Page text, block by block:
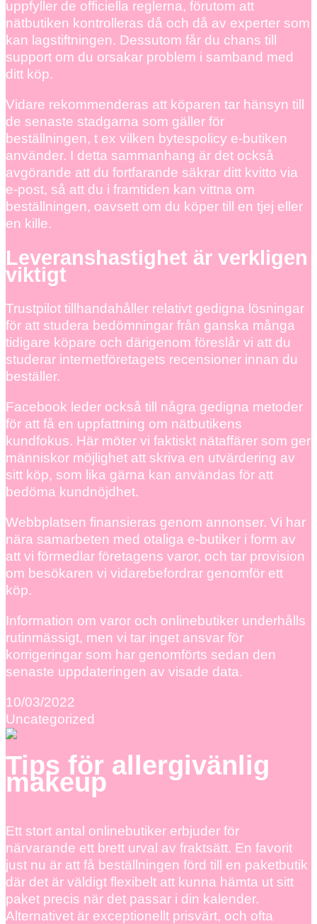
uppfyller de officiella reglerna, förutom att
nätbutiken kontrolleras då och då av experter som
kan lagstiftningen. Dessutom får du chans till
support om du orsakar problem i samband med
ditt köp.
Vidare rekommenderas att köparen tar hänsyn till
de senaste stadgarna som gäller för
beställningen, t ex vilken bytespolicy e-butiken
använder. I detta sammanhang är det också
avgörande att du fortfarande säkrar ditt kvitto via
e-post, så att du i framtiden kan vittna om
beställningen, oavsett om du köper till en tjej eller
en kille.
Leveranshastighet är verkligen
viktigt
Trustpilot tillhandahåller relativt gedigna lösningar
för att studera bedömningar från ganska många
tidigare köpare och därigenom föreslår vi att du
studerar internetföretagets recensioner innan du
beställer.
Facebook leder också till några gedigna metoder
för att få en uppfattning om nätbutikens
kundfokus. Här möter vi faktiskt nätaffärer som ger
människor möjlighet att skriva en utvärdering av
sitt köp, som lika gärna kan användas för att
bedöma kundnöjdhet.
Webbplatsen finansieras genom annonser. Vi har
nära samarbeten med otaliga e-butiker i form av
att vi förmedlar företagens varor, och tar provision
om besökaren vi vidarebefordrar genomför ett
köp.
Information om varor och onlinebutiker underhålls
rutinmässigt, men vi tar inget ansvar för
korrigeringar som har genomförts sedan den
senaste uppdateringen av visade data.
10/03/2022
Uncategorized
Tips för allergivänlig
makeup
Ett stort antal onlinebutiker erbjuder för
närvarande ett brett urval av fraktsätt. En favorit
just nu är att få beställningen förd till en paketbutik
där det är väldigt flexibelt att kunna hämta ut sitt
paket precis när det passar i din kalender.
Alternativet är exceptionellt prisvärt, och ofta